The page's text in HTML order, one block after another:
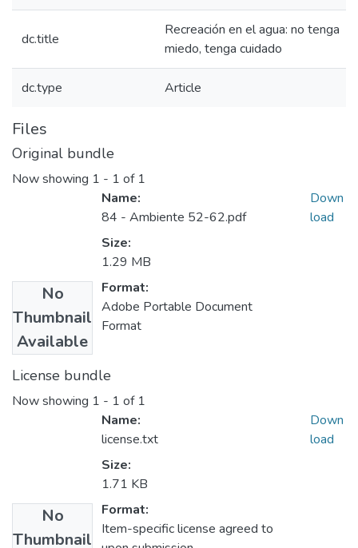
dc.title
Recreación en el agua: no tenga
miedo, tenga cuidado
dc.type Article
Files
Original bundle
Now showing 1 - 1 of 1
No
Thumbnail
Available
Name:
84 - Ambiente 52-62.pdf
Size:
1.29 MB
Format:
Adobe Portable Document
Format
Down
load
License bundle
Now showing 1 - 1 of 1
No
Thumbnail
Name:
license.txt
Size:
1.71 KB
Format:
Item-specific license agreed to
Down
load